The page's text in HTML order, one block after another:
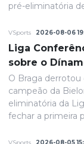
pré-eliminatória
VSports 2026-08-06
Liga
sobre o
O Braga
campeão da
eliminatória da
fechar a primeira
e até final o